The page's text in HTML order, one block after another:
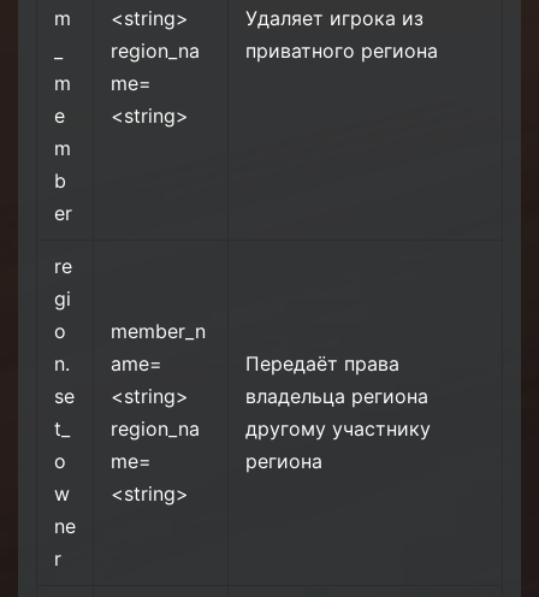
m
m
e
m
b
er
<string>
region_na
me=
<string>
Удаляет игрока из
приватного региона
re
gi
o
n.
se
t_
o
w
ne
r
member_n
ame=
<string>
region_na
me=
<string>
Передаёт права
владельца региона
другому участнику
региона